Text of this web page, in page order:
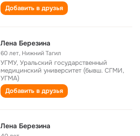
Добавить в друзья
Лена Березина
60 лет, Нижний Тагил
УГМУ, Уральский государственный
медицинский университет (бывш. СГМИ,
УГМА)
Добавить в друзья
Лена Березина